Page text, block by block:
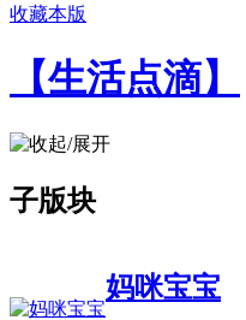
收藏本版
【生活点滴】
子版块
妈咪宝宝